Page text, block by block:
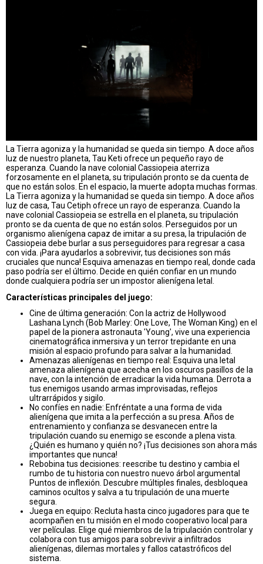
La Tierra agoniza y la humanidad se queda sin tiempo. A doce años
luz de nuestro planeta, Tau Keti ofrece un pequeño rayo de
esperanza. Cuando la nave colonial Cassiopeia aterriza
forzosamente en el planeta, su tripulación pronto se da cuenta de
que no están solos. En el espacio, la muerte adopta muchas formas.
La Tierra agoniza y la humanidad se queda sin tiempo. A doce años
luz de casa, Tau Cetiph ofrece un rayo de esperanza. Cuando la
nave colonial Cassiopeia se estrella en el planeta, su tripulación
pronto se da cuenta de que no están solos. Perseguidos por un
organismo alienígena capaz de imitar a su presa, la tripulación de
Cassiopeia debe burlar a sus perseguidores para regresar a casa
con vida. ¡Para ayudarlos a sobrevivir, tus decisiones son más
cruciales que nunca! Esquiva amenazas en tiempo real, donde cada
paso podría ser el último. Decide en quién confiar en un mundo
donde cualquiera podría ser un impostor alienígena letal.
Características principales del juego:
Cine de última generación: Con la actriz de Hollywood
Lashana Lynch (Bob Marley: One Love, The Woman King) en el
papel de la pionera astronauta 'Young', vive una experiencia
cinematográfica inmersiva y un terror trepidante en una
misión al espacio profundo para salvar a la humanidad.
Amenazas alienígenas en tiempo real: Esquiva una letal
amenaza alienígena que acecha en los oscuros pasillos de la
nave, con la intención de erradicar la vida humana. Derrota a
tus enemigos usando armas improvisadas, reflejos
ultrarrápidos y sigilo.
No confíes en nadie: Enfréntate a una forma de vida
alienígena que imita a la perfección a su presa. Años de
entrenamiento y confianza se desvanecen entre la
tripulación cuando su enemigo se esconde a plena vista.
¿Quién es humano y quién no? ¡Tus decisiones son ahora más
importantes que nunca!
Rebobina tus decisiones: reescribe tu destino y cambia el
rumbo de tu historia con nuestro nuevo árbol argumental
Puntos de inflexión. Descubre múltiples finales, desbloquea
caminos ocultos y salva a tu tripulación de una muerte
segura.
Juega en equipo: Recluta hasta cinco jugadores para que te
acompañen en tu misión en el modo cooperativo local para
ver películas. Elige qué miembros de la tripulación controlar y
colabora con tus amigos para sobrevivir a infiltrados
alienígenas, dilemas mortales y fallos catastróficos del
sistema.